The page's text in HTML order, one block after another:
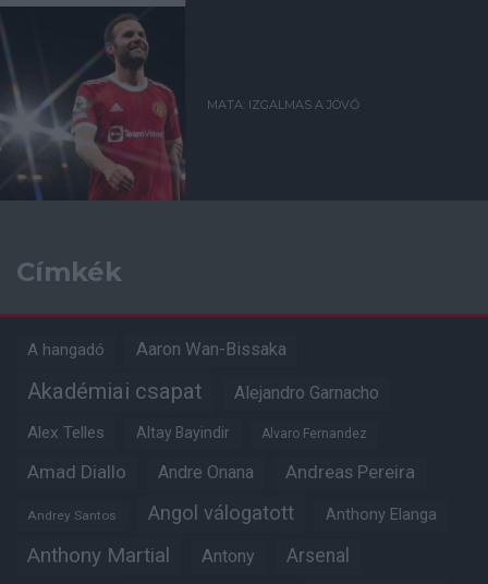
MATA: IZGALMAS A JÖVŐ
Címkék
A hangadó Aaron Wan-Bissaka
Akadémiai csapat Alejandro Garnacho
Alex Telles Altay Bayindir Alvaro Fernandez
Amad Diallo Andre Onana Andreas Pereira
Andrey Santos Angol válogatott Anthony Elanga
Anthony Martial Antony Arsenal